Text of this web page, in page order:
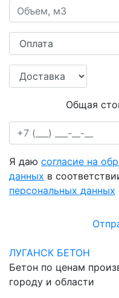
Общая
Я даю согласие на
данных в
персональных данных
ЛУГАНСК БЕТОН
Бетон по ценам
городу и области